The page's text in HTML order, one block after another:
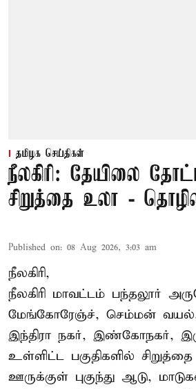
தமிழக செய்திகள்
நீலகிரி: தேயிலை
சிறுத்தை உலா -
Published on: 08 Aug 2026, 3:03 am
நீலகிரி,
நீலகிரி மாவட்டம் பந்தலூர்
மேங்கோரேஞ்ச், செம்மன் வயல்,
இந்திரா நகர், இண்கோநகர்,
உள்ளிட்ட பகுதிகளில்
ஊருக்குள் புகுந்து ஆடு,